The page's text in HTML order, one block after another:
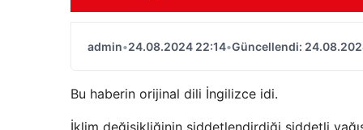
admin•24.08.2024 22:14•Güncellendi:
Bu haberin orijinal dili İngilizce idi.
İklim değişikliğinin şiddetlendirdiği şiddetli